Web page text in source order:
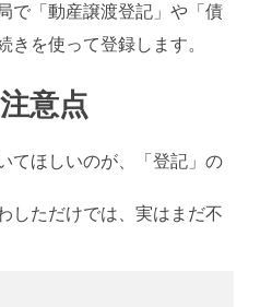
で「動産譲渡登記」や「債
きを使って登録します。
意点
てほしいのが、「登記」の
しただけでは、実はまだ不